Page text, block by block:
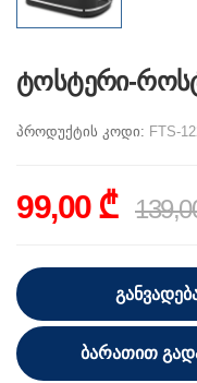
ტოსტერი-
პროდუქტის კოდი: FTS-
99,00 ₾
ᲑᲐᲠᲐᲗᲘᲗ